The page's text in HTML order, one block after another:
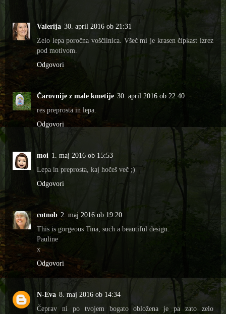
Valerija 30. april 2016 ob 21:31
Zelo lepa poročna voščilnica. Všeč mi je krasen čipkast izrez
pod motivom.
Odgovori
Čarovnije z male kmetije 30. april 2016 ob 22:40
res preprosta in lepa.
Odgovori
moi 1. maj 2016 ob 15:53
Lepa in preprosta, kaj hočeš več ;)
Odgovori
cotnob 2. maj 2016 ob 19:20
This is gorgeous Tina, such a beautiful design.
Pauline
x
Odgovori
N-Eva 8. maj 2016 ob 14:34
Čeprav ni po tvojem bogato obložena je pa zato zelo